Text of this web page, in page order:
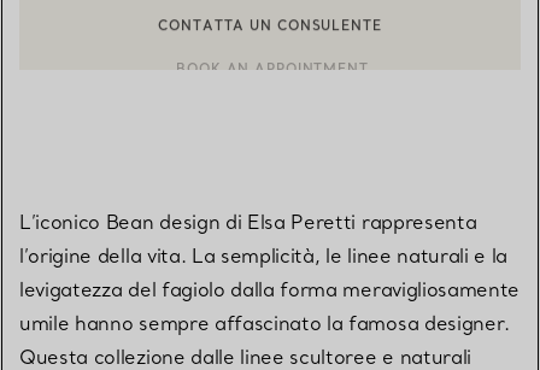
BOOK AN APPOINTMENT
L’iconico Bean design di Elsa Peretti rappresenta
l’origine della vita. La semplicità, le linee naturali e la
levigatezza del fagiolo dalla forma meravigliosamente
umile hanno sempre affascinato la famosa designer.
Questa collezione dalle linee scultoree e naturali